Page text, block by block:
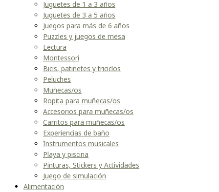
Juguetes de 1 a 3 años
Juguetes de 3 a 5 años
Juegos para más de 6 años
Puzzles y juegos de mesa
Lectura
Montessori
Bicis, patinetes y triciclos
Peluches
Muñecas/os
Ropita para muñecas/os
Accesorios para muñecas/os
Carritos para muñecas/os
Experiencias de baño
Instrumentos musicales
Playa y piscina
Pinturas, Stickers y Actividades
Juego de simulación
Alimentación